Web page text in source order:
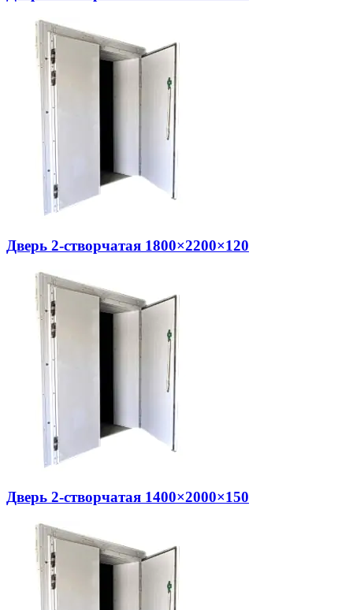
Дверь 2-створчатая 1800×2200×120
Дверь 2-створчатая 1400×2000×150